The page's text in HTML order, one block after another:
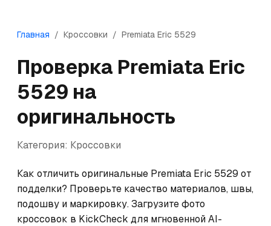
Главная / Кроссовки / Premiata Eric 5529
Проверка Premiata Eric
5529 на
оригинальность
Категория: Кроссовки
Как отличить оригинальные Premiata Eric 5529 от
подделки? Проверьте качество материалов, швы,
подошву и маркировку. Загрузите фото
кроссовок в KickCheck для мгновенной AI-